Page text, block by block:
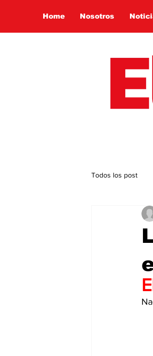
Home Nosotros
Todos los post
Presidencia